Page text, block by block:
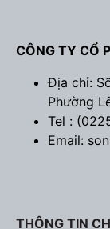
CÔNG TY CỔ
Địa chỉ:
Phường
Tel :
Email:
THÔNG TIN